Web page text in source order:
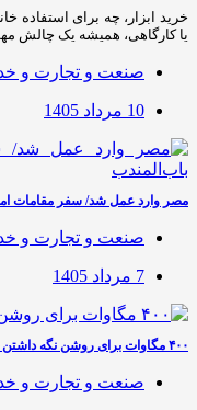
خرید ابزار، چه برای استفاده
یا کارگاهی، همیشه یک چالش
صنعت و تجارت و
10 مرداد 1405
مصر وارد عمل شد/ سفر مقامات
صنعت و تجارت و
7 مرداد 1405
۴۰۰ مگاوات برای روشن نگه داشتن چراغ کسب‌وکار‌ها
صنعت و تجارت و